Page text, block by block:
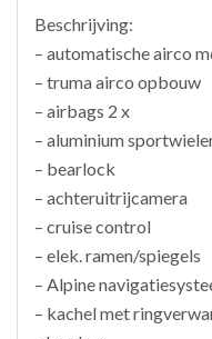
Beschrijving:
– automatische airco
– truma airco opbouw
– airbags 2 x
– aluminium
– bearlock
– achteruitrijcamera
– cruise control
– elek. ramen/spiegels
– Alpine
– kachel met